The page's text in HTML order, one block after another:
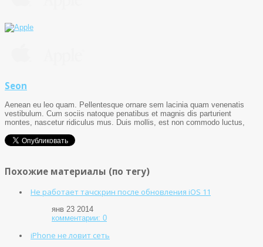
Seon
Aenean eu leo quam. Pellentesque ornare sem lacinia quam venenatis
vestibulum. Cum sociis natoque penatibus et magnis dis parturient
montes, nascetur ridiculus mus. Duis mollis, est non commodo luctus,
Похожие материалы (по тегу)
Не работает тачскрин после обновления iOS 11
янв 23 2014
комментарии: 0
iPhone не ловит сеть